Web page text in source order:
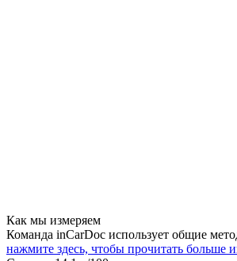
Как мы измеряем
Команда inCarDoc использует общие
нажмите здесь, чтобы прочитать